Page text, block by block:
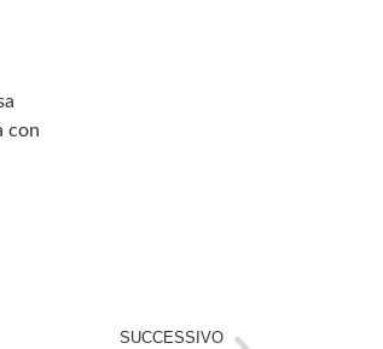
con
SUCCESSIVO